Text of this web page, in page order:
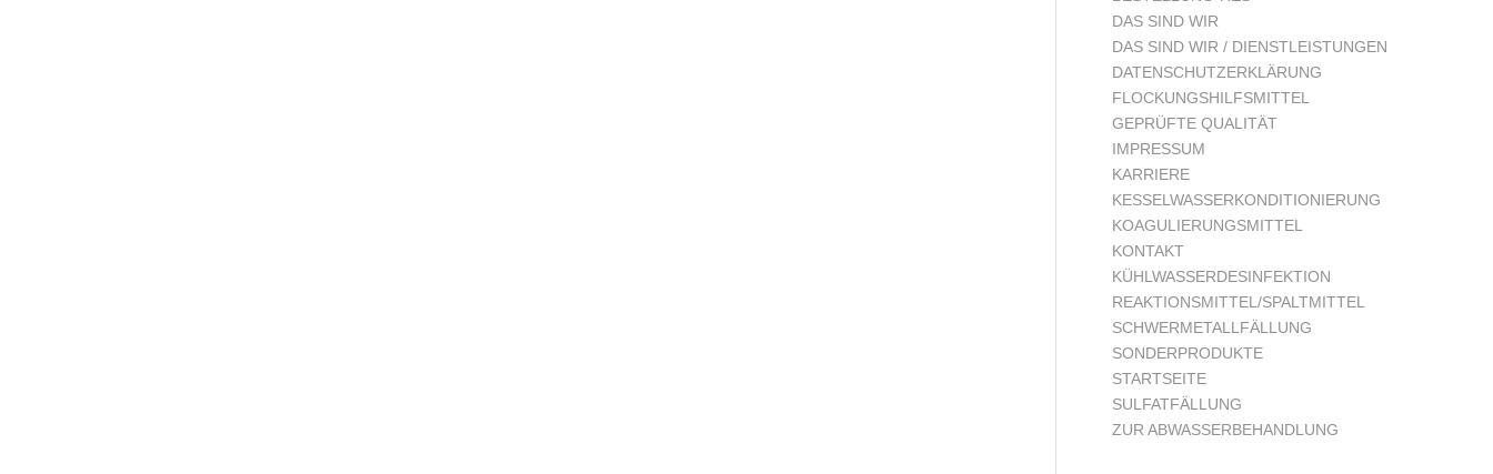
DAS SIND WIR
DAS SIND WIR / DIENSTLEISTUNGEN
DATENSCHUTZERKLÄRUNG
FLOCKUNGSHILFSMITTEL
GEPRÜFTE QUALITÄT
IMPRESSUM
KARRIERE
KESSELWASSERKONDITIONIERUNG
KOAGULIERUNGSMITTEL
KONTAKT
KÜHLWASSERDESINFEKTION
REAKTIONSMITTEL/SPALTMITTEL
SCHWERMETALLFÄLLUNG
SONDERPRODUKTE
STARTSEITE
SULFATFÄLLUNG
ZUR ABWASSERBEHANDLUNG